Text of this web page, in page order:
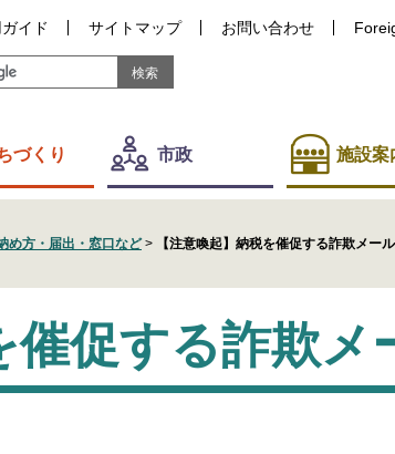
イド サイトマップ お問い合わせ
づくり 市政 施設案
め方・届出・窓口など > 【注意喚起】納税を催促する詐欺メー
催促する詐欺